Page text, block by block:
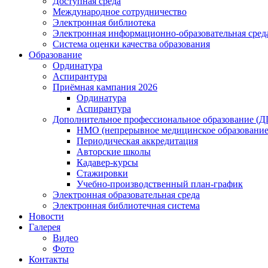
Международное сотрудничество
Электронная библиотека
Электронная информационно-образовательная
Система оценки качества образования
Образование
Ординатура
Аспирантура
Приёмная кампания 2026
Ординатура
Аспирантура
Дополнительное профессиональное образование
НМО (непрерывное медицинское
Периодическая аккредитация
Авторские школы
Кадавер-курсы
Стажировки
Учебно-производственный план-график
Электронная образовательная среда
Электронная библиотечная система
Новости
Галерея
Видео
Фото
Контакты